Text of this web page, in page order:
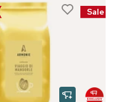
Sale